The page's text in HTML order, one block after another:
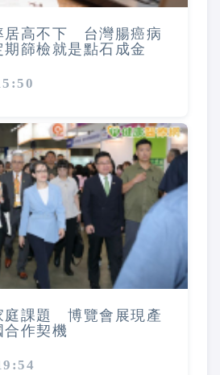
居高不下 台灣腸癌病
篩檢就是點石成金
庭課題 博覽會展現產
作契機